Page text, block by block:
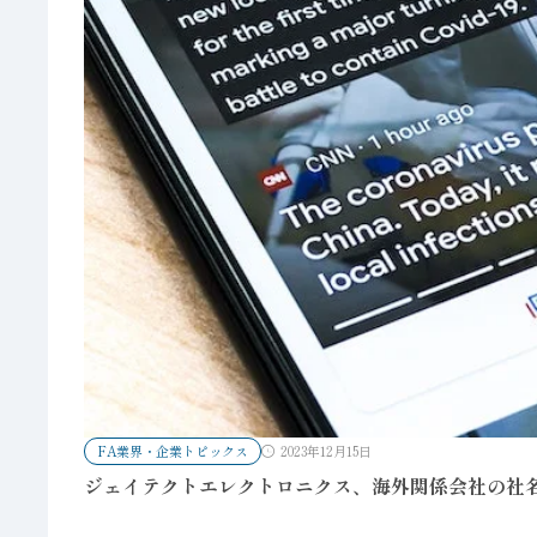
FA業界・企業トピックス 2023年12月15日
ジェイテクトエレクトロニクス、海外関係会社の社